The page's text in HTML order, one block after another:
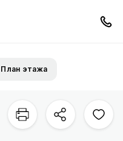
План этажа